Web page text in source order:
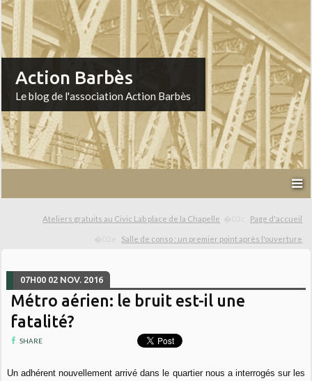
Action Barbès
Le blog de l'association Action Barbès
Ateliers gratuits au Civic Lab place de la Chapelle Page d'accueil
Salle de conso : un premier point après l'ouverture
07H00 02 NOV. 2016
Métro aérien: le bruit est-il une
fatalité?
SHARE
Un adhérent nouvellement arrivé dans le quartier nous a interrogés sur les